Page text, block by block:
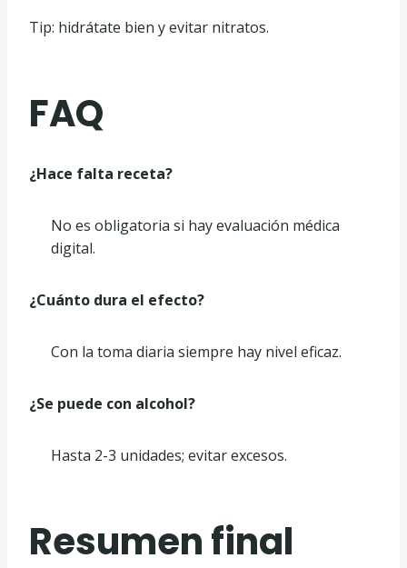
Tip: hidrátate bien y evitar nitratos.
FAQ
¿Hace falta receta?
No es obligatoria si hay evaluación médica
digital.
¿Cuánto dura el efecto?
Con la toma diaria siempre hay nivel eficaz.
¿Se puede con alcohol?
Hasta 2-3 unidades; evitar excesos.
Resumen final